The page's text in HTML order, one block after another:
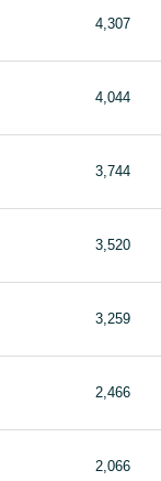
4,307
4,044
3,744
3,520
3,259
2,466
2,066